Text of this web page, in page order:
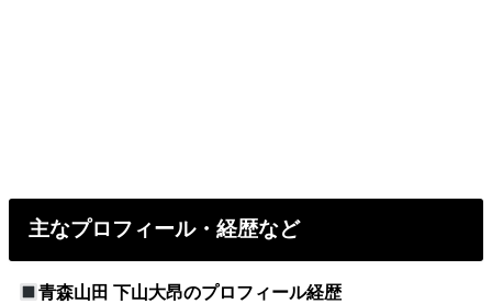
主なプロフィール・経歴など
青森山田 下山大昂のプロフィール経歴